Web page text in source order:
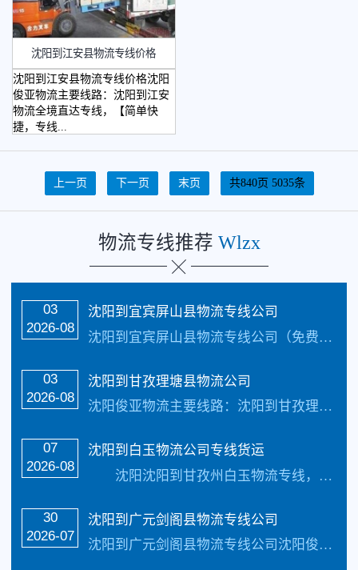
沈阳到江安县物流专线价格
沈阳到江安县物流专线价格沈阳
俊亚物流主要线路：沈阳到江安
物流全境直达专线，【简单快
捷，专线...
上一页 下一页 末页 共840页 5035条
物流专线推荐 Wlzx
03
2026-08
沈阳到宜宾屏山县物流专线公司
沈阳到宜宾屏山县物流专线公司（免费咨询电话：133-5002-3601）首选沈阳俊亚物流，天天发车，1-2天可到达以下地点：翠屏区、南溪区、叙州区、江安县、长宁县、高县、筠连县、珙县、兴文县、屏山县致力于打造普及全国健全的零担物流及整车物流网路，实现门到门物流运输最优质的沈阳到宜宾物流专线公司我们秉承着“专业性、热诚、...…
03
2026-08
沈阳到甘孜理塘县物流公司
沈阳俊亚物流主要线路：沈阳到甘孜理塘县物流公司全境直达专线，天天发车24小时服务热线电话：（133-5002-3601）2-3天可以安全把货物送货到以下地址：康定、泸定、丹巴、九龙、雅江、道孚、炉霍、得荣、新龙、德格、白玉、石渠、色达、理塘、巴塘、乡城、稻城、得荣致力于打造最优质的沈阳到得荣物流公司专线服务...…
07
2026-08
沈阳到白玉物流公司专线货运
沈阳沈阳到甘孜州白玉物流专线，沈阳俊亚物流有限公司【简单快捷，专线直达，天天发车 】联系人：李经理，电话：133-5002-3601。 沈阳俊亚物流有限公司承接沈阳到甘孜州物流专线整车直达，大件运输，小件物流。 沈阳到甘孜州物流专线直达，直达区域：康定、泸定、丹巴、炉霍、九龙、甘孜、雅江、新龙、道孚、白玉、理塘...…
30
2026-07
沈阳到广元剑阁县物流专线公司
沈阳到广元剑阁县物流专线公司沈阳俊亚物流主要线路：沈阳到广元物流公司全境直达专线，天天发车24小时服务热线电话：（133-5002-3601）2-3天可以安全把货物送货到以下地址：苍溪县、剑阁县、旺苍县、青川县；三个区：利州区、朝天区、元坝区致力于打造最优质的沈阳到广元物流公司专线服务。 沈阳到广元剑阁县物流专...…